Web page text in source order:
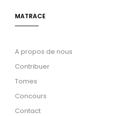
MATRACE
A propos de nous
Contribuer
Tomes
Concours
Contact